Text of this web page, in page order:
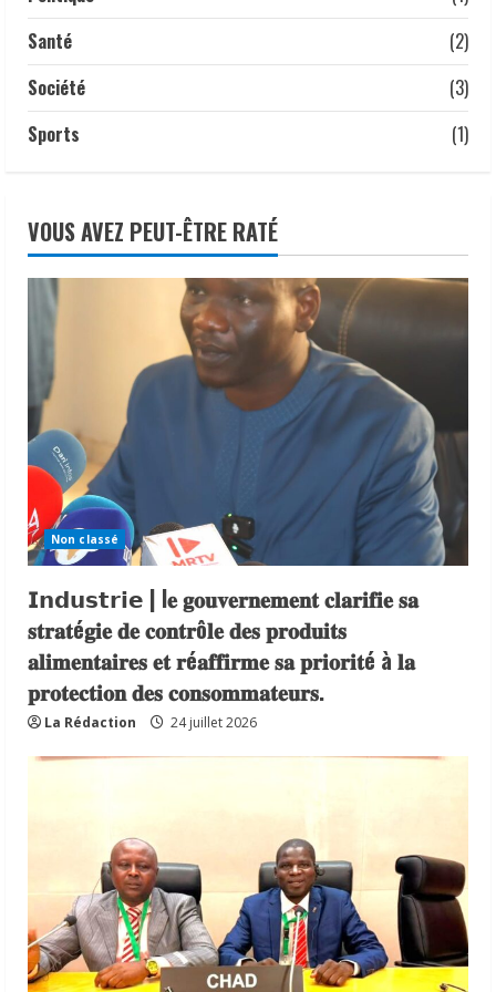
Santé
(2)
Société
(3)
Sports
(1)
VOUS AVEZ PEUT-ÊTRE RATÉ
Non classé
𝗜𝗻𝗱𝘂𝘀𝘁𝗿𝗶𝗲 | l𝐞 𝐠𝐨𝐮𝐯𝐞𝐫𝐧𝐞𝐦𝐞𝐧𝐭 𝐜𝐥𝐚𝐫𝐢𝐟𝐢𝐞 𝐬𝐚
𝐬𝐭𝐫𝐚𝐭é𝐠𝐢𝐞 𝐝𝐞 𝐜𝐨𝐧𝐭𝐫ô𝐥𝐞 𝐝𝐞𝐬 𝐩𝐫𝐨𝐝𝐮𝐢𝐭𝐬
𝐚𝐥𝐢𝐦𝐞𝐧𝐭𝐚𝐢𝐫𝐞𝐬 𝐞𝐭 𝐫é𝐚𝐟𝐟𝐢𝐫𝐦𝐞 𝐬𝐚 𝐩𝐫𝐢𝐨𝐫𝐢𝐭é à 𝐥𝐚
𝐩𝐫𝐨𝐭𝐞𝐜𝐭𝐢𝐨𝐧 𝐝𝐞𝐬 𝐜𝐨𝐧𝐬𝐨𝐦𝐦𝐚𝐭𝐞𝐮𝐫𝐬.
La Rédaction 24 juillet 2026